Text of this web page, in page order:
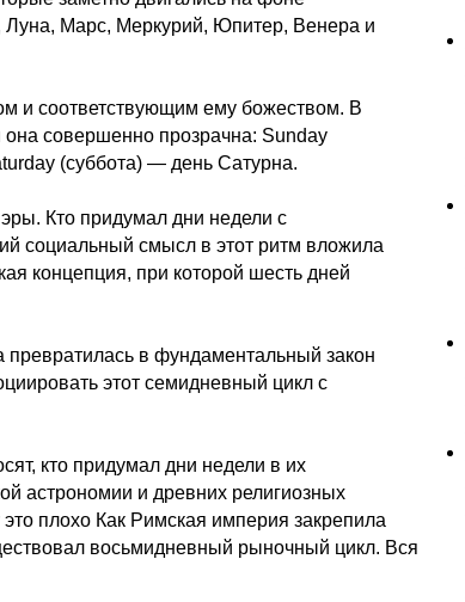
Луна, Марс, Меркурий, Юпитер, Венера и
и соответствующим ему божеством. В
она совершенно прозрачна: Sunday
(суббота) — день Сатурна.
Кто придумал дни недели с
социальный смысл в этот ритм вложила
концепция, при которой шесть дней
превратилась в фундаментальный закон
этот семидневный цикл с
кто придумал дни недели в их
астрономии и древних религиозных
плохо Как Римская империя закрепила
восьмидневный рыночный цикл. Вся